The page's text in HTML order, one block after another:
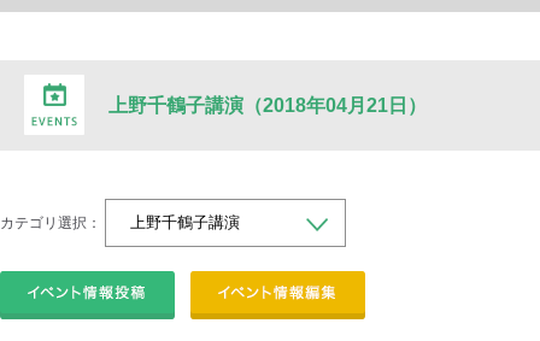
上野千鶴子講演（2018年04月21日）
カテゴリ選択：